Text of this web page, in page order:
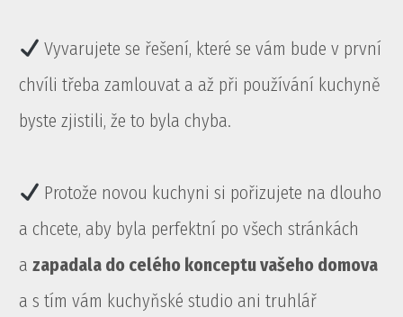
Vyvarujete se řešení, které se vám bude v první
chvíli třeba zamlouvat a až při používání kuchyně
byste zjistili, že to byla chyba.
Protože novou kuchyni si pořizujete na dlouho
a chcete, aby byla perfektní po všech stránkách
azapadala do celého konceptu vašeho domova
a s tím vám kuchyňské studio ani truhlář